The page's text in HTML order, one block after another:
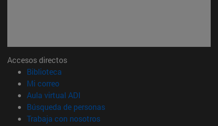
Accesos directos
Biblioteca
Mi correo(abre en nueva ventana)
Aula virtual ADI
Búsqueda de personas(abre en nueva ventana)
Trabaja con nosotros(abre en nueva ventana)